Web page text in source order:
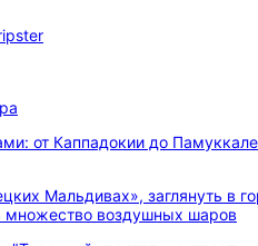
от Каппадокии до Памуккале
Мальдивах», заглянуть в
множество воздушных шаров